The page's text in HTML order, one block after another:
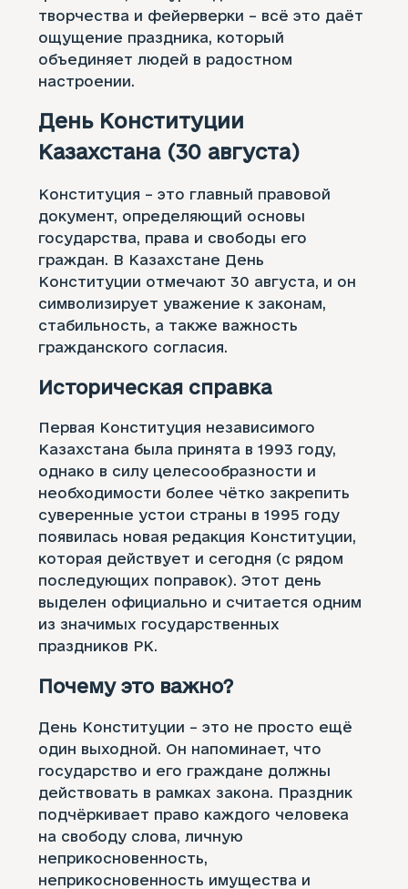
творчества и фейерверки – всё это даёт
ощущение праздника, который
объединяет людей в радостном
настроении.
День Конституции
Казахстана (30 августа)
Конституция – это главный правовой
документ, определяющий основы
государства, права и свободы его
граждан. В Казахстане День
Конституции отмечают 30 августа, и он
символизирует уважение к законам,
стабильность, а также важность
гражданского согласия.
Историческая справка
Первая Конституция независимого
Казахстана была принята в 1993 году,
однако в силу целесообразности и
необходимости более чётко закрепить
суверенные устои страны в 1995 году
появилась новая редакция Конституции,
которая действует и сегодня (с рядом
последующих поправок). Этот день
выделен официально и считается одним
из значимых государственных
праздников РК.
Почему это важно?
День Конституции – это не просто ещё
один выходной. Он напоминает, что
государство и его граждане должны
действовать в рамках закона. Праздник
подчёркивает право каждого человека
на свободу слова, личную
неприкосновенность,
неприкосновенность имущества и